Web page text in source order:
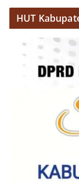
dan
Polri
to
dan
HUT